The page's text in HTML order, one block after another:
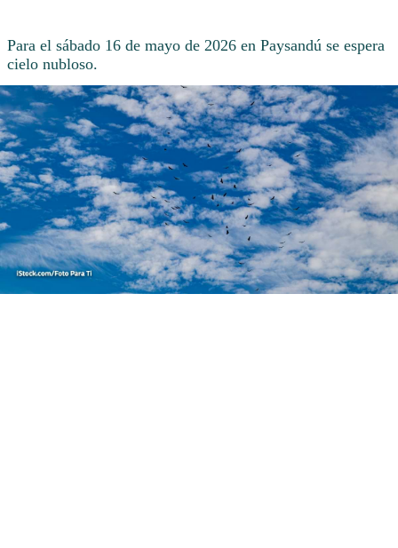
Para el sábado 16 de mayo de 2026 en Paysandú se espera
cielo nubloso.